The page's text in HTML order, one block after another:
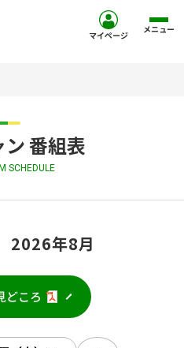
マイページ メニュー
番組表
SCHEDULE
2026年8月
どころ